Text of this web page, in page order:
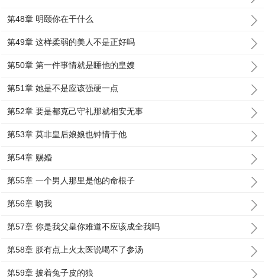
第48章 明颐你在干什么
第49章 这样柔弱的美人不是正好吗
第50章 第一件事情就是睡他的皇嫂
第51章 她是不是应该强硬一点
第52章 要是都克己守礼那就相安无事
第53章 莫非皇后娘娘也钟情于他
第54章 赐婚
第55章 一个男人那里是他的命根子
第56章 吻我
第57章 你是我父皇你难道不应该成全我吗
第58章 朕有点上火太医说喝不了参汤
第59章 披着兔子皮的狼